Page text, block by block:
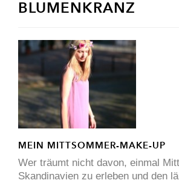
BLUMENKRANZ
MEIN MITTSOMMER-MAKE-UP
Wer träumt nicht davon, einmal
Skandinavien zu erleben und den